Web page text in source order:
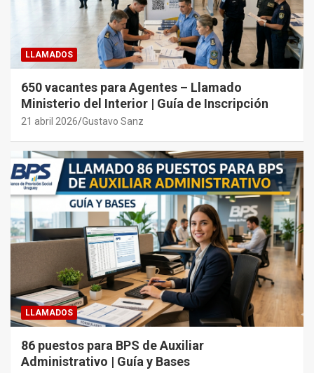
LLAMADOS
650 vacantes para Agentes – Llamado
Ministerio del Interior | Guía de Inscripción
21 abril 2026 Gustavo Sanz
LLAMADOS
86 puestos para BPS de Auxiliar
Administrativo | Guía y Bases